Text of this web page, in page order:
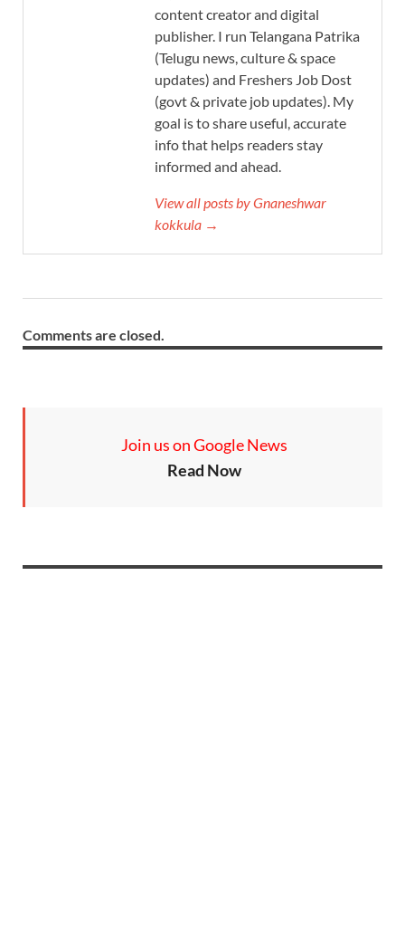
content creator and digital
publisher. I run Telangana Patrika
(Telugu news, culture & space
updates) and Freshers Job Dost
(govt & private job updates). My
goal is to share useful, accurate
info that helps readers stay
informed and ahead.
View all posts by Gnaneshwar
kokkula →
Comments are closed.
Join us on Google News
Read Now